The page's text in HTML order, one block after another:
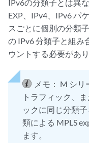
IPv6の分類子とは異
EXP、IPv4、IPv6 パ
スごとに個別の分類
の IPv6 分類子と組み
ウントする必要があり
メモ： M シリ
トラフィック、
ックに同じ分類
類による MPLS
ます。